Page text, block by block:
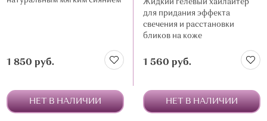
1 850 руб.
НЕТ В НАЛИЧИИ
Жидкий гелевый хайлайтер
для придания эффекта
свечения и расстановки
бликов на коже
1 560 руб.
НЕТ В НАЛИЧИИ